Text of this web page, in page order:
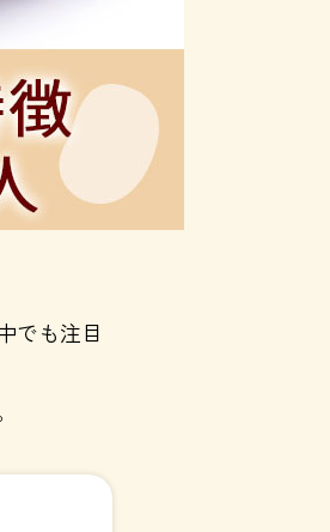
でも注目